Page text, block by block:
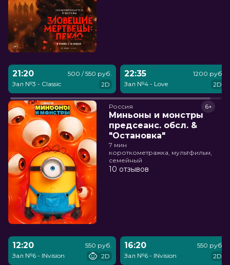
21:20
Зал №3 - Classic
500 / 550 руб.
2D
22:35
Зал №4 - Love
1200 руб.
2D
Россия
Миньоны и монстры
предсеанс. обсл. &
"Остановка"
6+
7 мин
короткометражка, мультфильм,
семейный
10 отзывов
12:20
Зал №6 - INvision
550 руб.
2D
16:20
Зал №6 - INvision
550 руб.
2D